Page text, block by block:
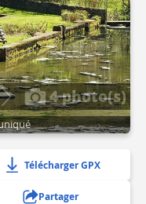
4 photo(s)
Télécharger GPX
Partager